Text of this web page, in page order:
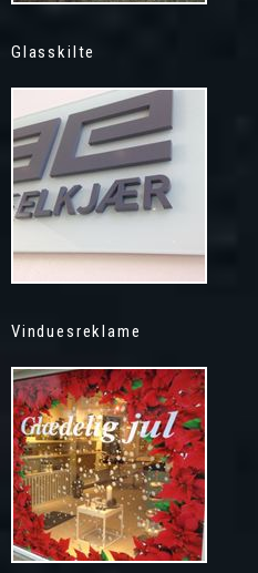
Glasskilte
Vinduesreklame